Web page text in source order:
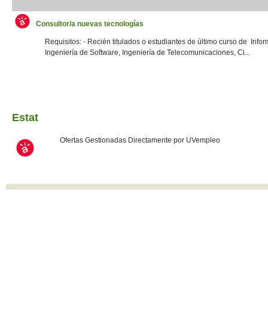
Consultor/a nuevas tecnologías
Requisitos: - Recién titulados o estudiantes de último curso de
Ingeniería de Software, Ingeniería de Telecomunicaciones, Ci...
Estat
Ofertas Gestionadas Directamente por UVempleo